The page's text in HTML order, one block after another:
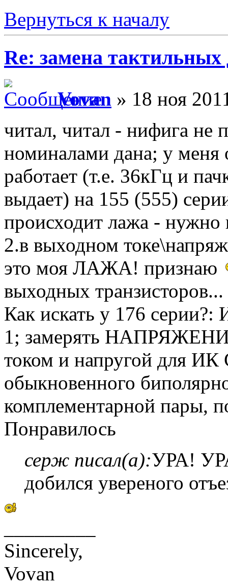
Вернуться к началу
Re: замена тактильных
Vovan » 18 ноя
читал, читал - нифига не
номиналами дана; у меня
работает (т.е. 36кГц и
выдает) на 155 (555)
происходит лажа - нужно
2.в выходном
это моя ЛАЖА! признаю
выходных
Как искать у 176 серии?:
1; замерять
током и напругой для ИК
обыкновенного
комплементарной пары,
Понравилось
серж писал(а):УРА!
добился увереного
Sincerely,
Vovan